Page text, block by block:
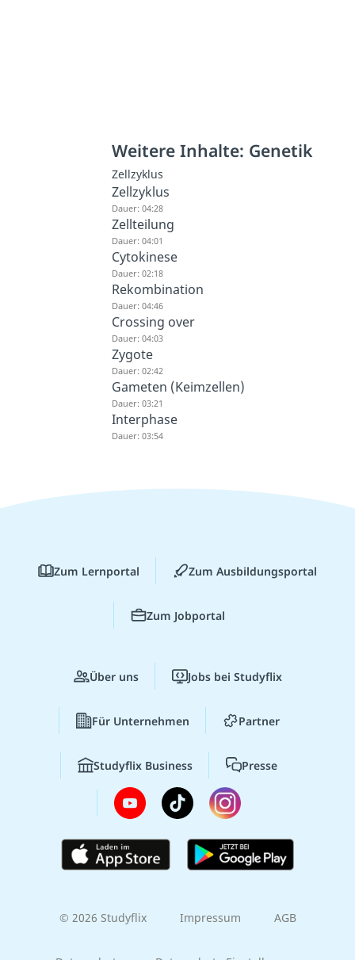
Weitere Inhalte: Genetik
Zellzyklus
Zellzyklus
Dauer: 04:28
Zellteilung
Dauer: 04:01
Cytokinese
Dauer: 02:18
Rekombination
Dauer: 04:46
Crossing over
Dauer: 04:03
Zygote
Dauer: 02:42
Gameten (Keimzellen)
Dauer: 03:21
Interphase
Dauer: 03:54
Zum Lernportal Zum Ausbildungsportal
Zum Jobportal
Über uns Jobs bei Studyflix
Für Unternehmen Partner
Studyflix Business Presse
© 2026 Studyflix Impressum AGB